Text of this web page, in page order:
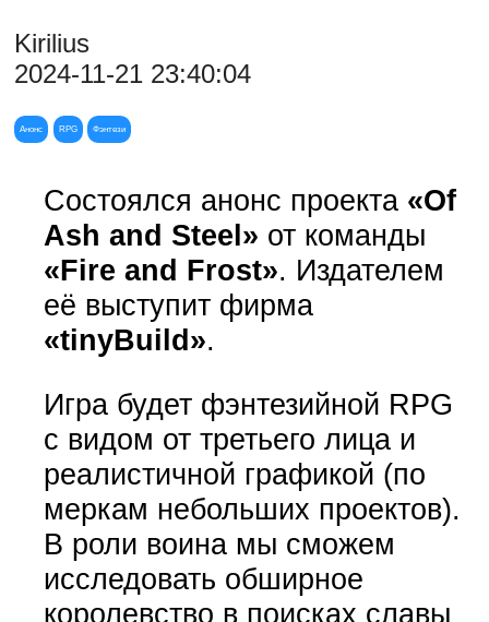
Kirilius
2024-11-21 23:40:04
Анонс RPG Фэнтези
Состоялся анонс проекта «Of
Ash and Steel» от команды
«Fire and Frost». Издателем
её выступит фирма
«tinyBuild».
Игра будет фэнтезийной RPG
с видом от третьего лица и
реалистичной графикой (по
меркам небольших проектов).
В роли воина мы сможем
исследовать обширное
королевство в поисках славы